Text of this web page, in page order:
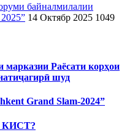
байналмилалии
14 Октябр 2025 1049
марказии Раёсати корҳои
шуд
Grand Slam-2024”